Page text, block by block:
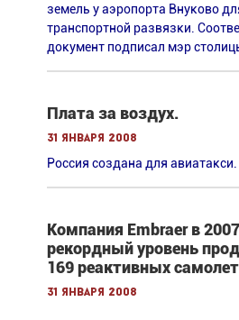
земель у аэропорта Внуково
транспортной развязки.
документ подписал мэр
Плата за воздух.
31 января 2008
Россия создана для авиатакси.
Компания Embraer в
рекордный уровень
169 реактивных
31 января 2008